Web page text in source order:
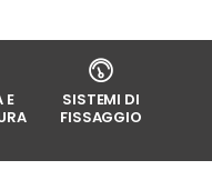
E
SISTEMI DI
FISSAGGIO